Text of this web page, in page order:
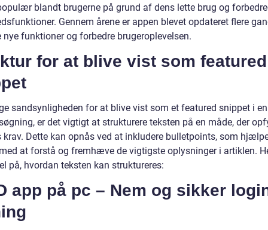
blandt brugerne på grund af dens lette brug og
Gennem årene er appen blevet opdateret flere
funktioner og forbedre brugeroplevelsen.
for at blive vist som featured
sandsynligheden for at blive vist som et featured snippet i en
er det vigtigt at strukturere teksten på en måde, der
krav. Dette kan opnås ved at inkludere bulletpoints, som
at forstå og fremhæve de vigtigste oplysninger i artiklen.
på, hvordan teksten kan struktureres:
app på pc – Nem og sikker